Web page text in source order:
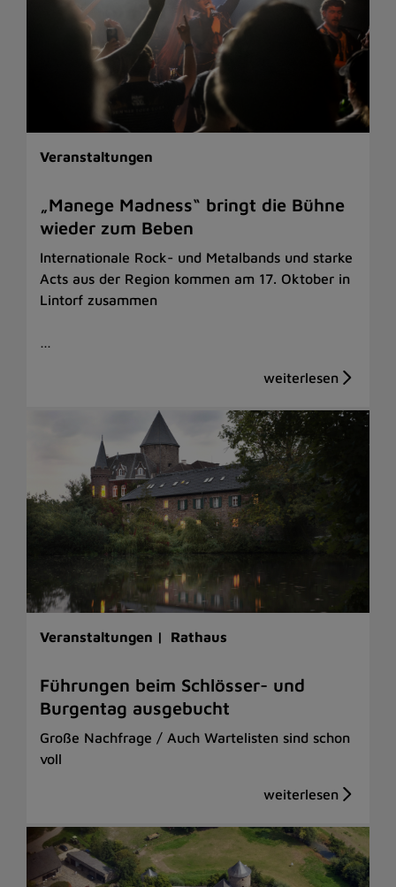
Veranstaltungen
„Manege Madness“ bringt die Bühne
wieder zum Beben
Internationale Rock- und Metalbands und starke
Acts aus der Region kommen am 17. Oktober in
Lintorf zusammen
…
Veranstaltungen | Rathaus
Führungen beim Schlösser- und
Burgentag ausgebucht
Große Nachfrage / Auch Wartelisten sind schon
voll